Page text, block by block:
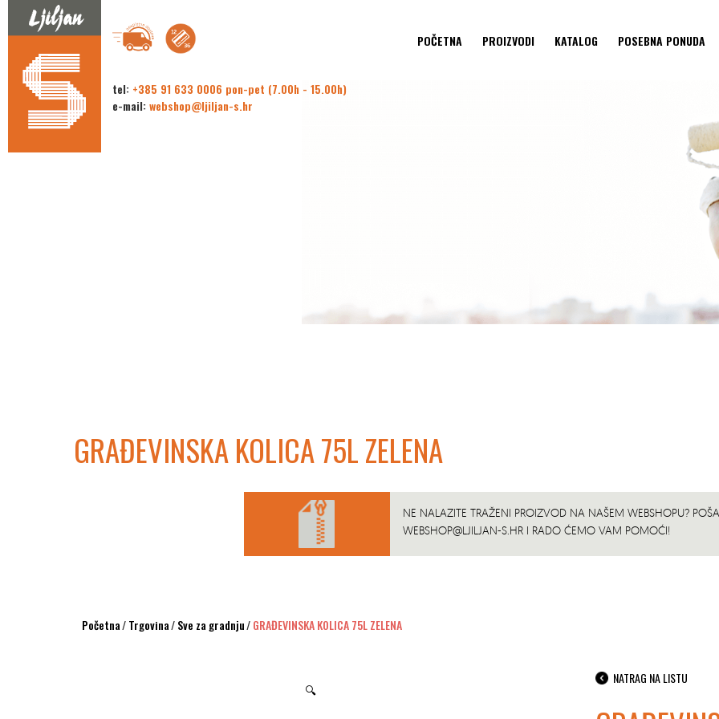
tel: +385 91 633 0006 pon-pet (7.00h - 15.00h)
e-mail: webshop@ljiljan-s.hr
POČETNA PROIZVODI KATALOG POSEBNA PONUDA
GRAĐEVINSKA KOLICA 75L ZELENA
NE NALAZITE TRAŽENI PROIZVOD NA NAŠEM WEBSHOPU?
WEBSHOP@LJILJAN-S.HRI RADO ĆEMO VAM POMOĆI!
Početna/Trgovina/Sve za gradnju/GRAĐEVINSKA KOLICA 75L ZELENA
🔍
NATRAG NA LISTU